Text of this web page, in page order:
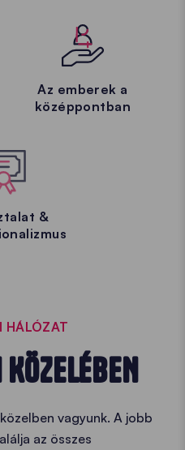
Az emberek a
középpontban
&
HÁLÓZAT
vagyunk. A jobb
az összes